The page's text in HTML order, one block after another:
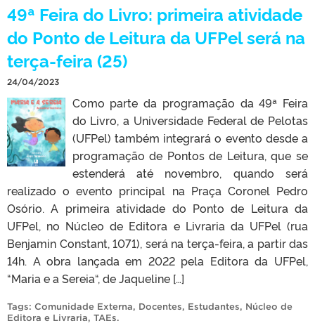
49ª Feira do Livro: primeira atividade
do Ponto de Leitura da UFPel será na
terça-feira (25)
24/04/2023
Como parte da programação da 49ª Feira
do Livro, a Universidade Federal de Pelotas
(UFPel) também integrará o evento desde a
programação de Pontos de Leitura, que se
estenderá até novembro, quando será
realizado o evento principal na Praça Coronel Pedro
Osório. A primeira atividade do Ponto de Leitura da
UFPel, no Núcleo de Editora e Livraria da UFPel (rua
Benjamin Constant, 1071), será na terça-feira, a partir das
14h. A obra lançada em 2022 pela Editora da UFPel,
“Maria e a Sereia“, de Jaqueline […]
Tags: Comunidade Externa, Docentes, Estudantes, Núcleo de
Editora e Livraria, TAEs.